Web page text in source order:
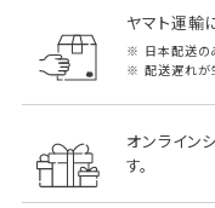
ヤマト運輸
日本配送の
配送遅れが
オンライン
す。